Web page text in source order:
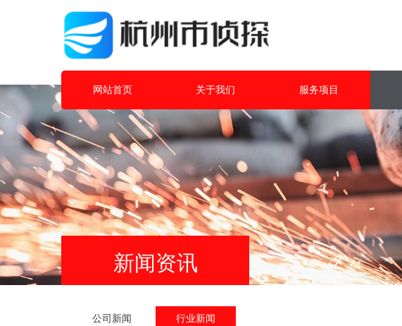
网站首页 关于我们 服务项目
新闻资讯
公司新闻 行业新闻